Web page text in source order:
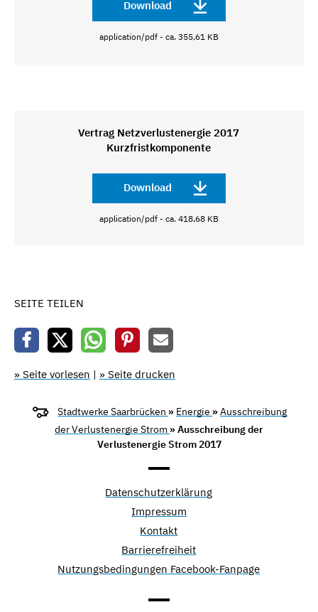
Download
application/pdf - ca. 355,61 KB
Vertrag Netzverlustenergie 2017
Kurzfristkomponente
Download
application/pdf - ca. 418,68 KB
SEITE TEILEN
» Seite vorlesen | » Seite drucken
Stadtwerke Saarbrücken » Energie »Ausschreibung
der Verlustenergie Strom » Ausschreibung der
Verlustenergie Strom 2017
Datenschutzerklärung
Impressum
Kontakt
Barrierefreiheit
Nutzungsbedingungen Facebook-Fanpage